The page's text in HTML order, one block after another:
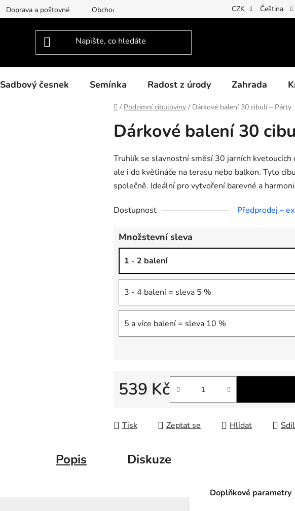
Doprava a poštovné Obchodní podmínky Podmínky ochrany osobních údajů
CZK Čeština
Sadbový česnek Semínka Radost z úrody Zahrada
Domů
/ Podzimní cibuloviny / Dárkové balení 30 cibulí – Párty
Dárkové balení 30
Truhlík se slavnostní směsí 30 jarních kvetoucích
ale i do květináče na terasu nebo balkon. Tyto
společně. Ideální pro vytvoření barevné a
Dostupnost Předprodej –
Množstevní sleva
1 - 2 balení
3 - 4 balení = sleva 5 %
5 a více balení = sleva 10 %
539 Kč
Tisk Zeptat se Hlídat
Popis Diskuze
Doplňkové parametry